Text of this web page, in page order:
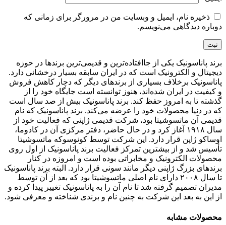
ذخیره نام، ایمیل و وبسایت من در مرورگر برای زمانی که
دوباره دیدگاهی می‌نویسم.
برند پاناسونیک یکی از جاافتاده‌ترین و قدیمی‌ترین برندها در حوزه
دیجیتال و الکترونیک است که در ایران سابقه بسیار درخشانی دارد.
پاناسونیک برخلاف بسیاری از برندهای دیگر که دچار کاهش فروش
و کیفیت در ایران شده‌اند، هنوز توانسته است جایگاه خود را از
گذشته تا به امروز حفظ کند. برند پاناسونیک بیش از صد سال است
که در دنیا محصولات خود را عرضه می‌کند. برند پاناسونیک که نام
قدیمی آن ماتسوشیتا بود، شرکت قدیمی ژاپنی که فعالیت خود از
سال ۱۹۱۸ آغاز کرد و در حال حاضر، دفتر مرکزی آن در کادوما،
اوساکو ژاپن قرار دارد. این شرکت توسط کونوسوکه ماتسوشیتا
تأسیس شد و از بیشترین تمرکز فعالیت برند پاناسونیک از اول روی
محصولات الکترونیک و مخابراتی بوده است و امروزه در کنار
برندهای بزرگ ژاپنی دیگر مانند سونی قرار دارد. البته برند پاناسونیک
تا سال ۲۰۰۸ دارای نام اصلی ماتسوشیتا بود که بعد از آن توسط
مدیران تصمیم گرفته شد تا نام آن را به پاناسونیک تغییر پیدا کرده و
از این به بعد این شرکت به چنین نام و برندی شناخته و معرفی شود.
محصولات مشابه